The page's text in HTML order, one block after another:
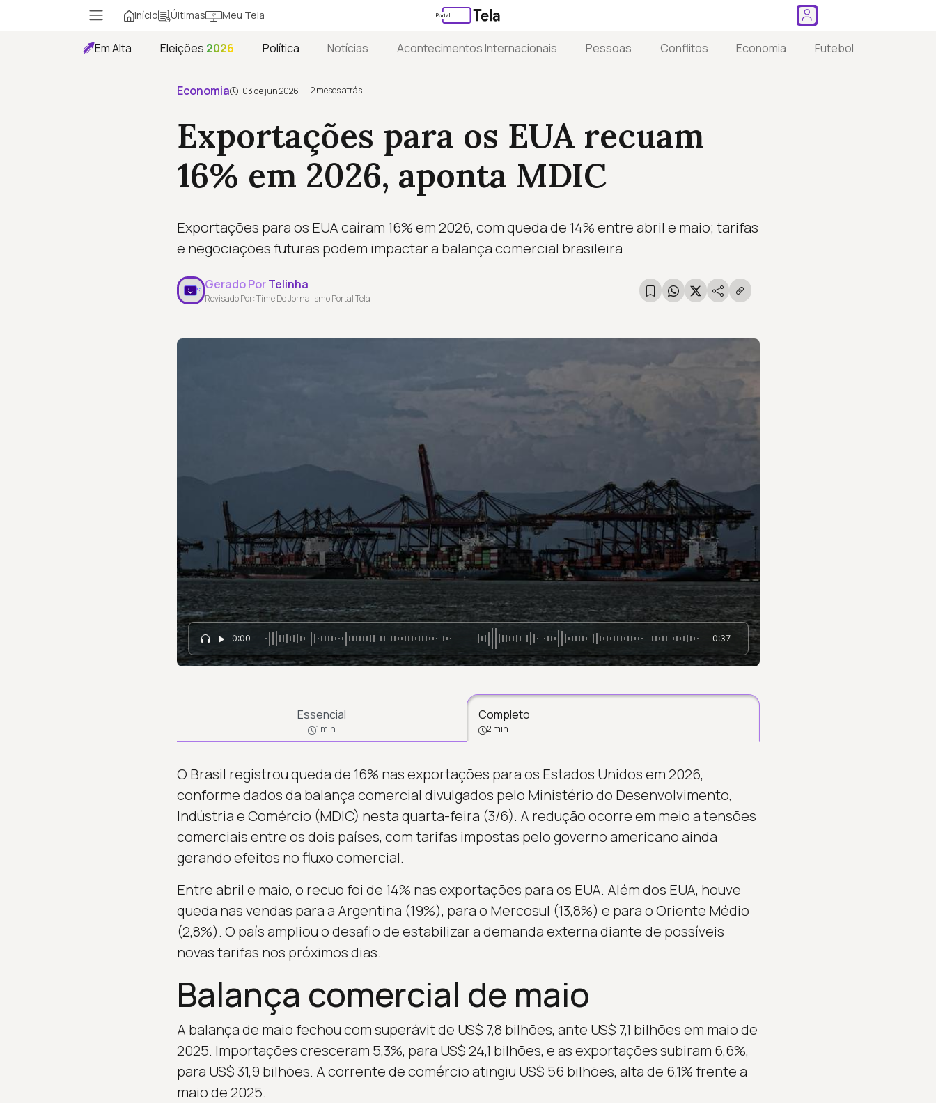
Início Últimas Meu Tela
Em Alta Eleições 2026 Política Notícias Acontecimentos Internacionais Pessoas Conflitos Economia Futebol
Economia 03 de jun 2026 2 meses atrás
Exportações para os EUA recuam
16% em 2026, aponta MDIC
Exportações para os EUA caíram 16% em 2026, com queda de 14% entre abril e maio; tarifas
e negociações futuras podem impactar a balança comercial brasileira
Gerado PorTelinha
Revisado Por: Time De Jornalismo Portal Tela
0:00 0:37
Essencial
1 min
Completo
2 min
O Brasil registrou queda de 16% nas exportações para os Estados Unidos em 2026,
conforme dados da balança comercial divulgados pelo Ministério do Desenvolvimento,
Indústria e Comércio (MDIC) nesta quarta-feira (3/6). A redução ocorre em meio a tensões
comerciais entre os dois países, com tarifas impostas pelo governo americano ainda
gerando efeitos no fluxo comercial.
Entre abril e maio, o recuo foi de 14% nas exportações para os EUA. Além dos EUA, houve
queda nas vendas para a Argentina (19%), para o Mercosul (13,8%) e para o Oriente Médio
(2,8%). O país ampliou o desafio de estabilizar a demanda externa diante de possíveis
novas tarifas nos próximos dias.
Balança comercial de maio
A balança de maio fechou com superávit de US$ 7,8 bilhões, ante US$ 7,1 bilhões em maio de
2025. Importações cresceram 5,3%, para US$ 24,1 bilhões, e as exportações subiram 6,6%,
para US$ 31,9 bilhões. A corrente de comércio atingiu US$ 56 bilhões, alta de 6,1% frente a
maio de 2025.